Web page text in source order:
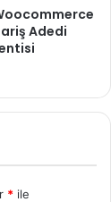
Adedi
* ile